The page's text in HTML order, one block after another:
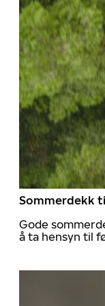
Sommerdekk
Gode
å ta hensyn til